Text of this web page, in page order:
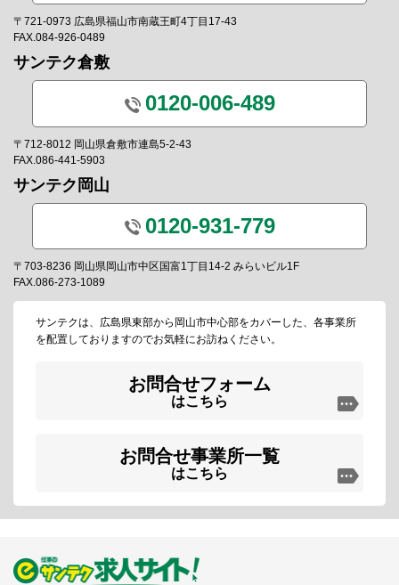
〒721-0973 広島県福山市南蔵王町4丁目17-43
FAX.084-926-0489
サンテク倉敷
0120-006-489
〒712-8012 岡山県倉敷市連島5-2-43
FAX.086-441-5903
サンテク岡山
0120-931-779
〒703-8236 岡山県岡山市中区国富1丁目14-2 みらいビル1F
FAX.086-273-1089
サンテクは、広島県東部から岡山市中心部をカバーした、各事業所
を配置しておりますのでお気軽にお訪ねください。
お問合せフォーム
はこちら
お問合せ事業所一覧
はこちら